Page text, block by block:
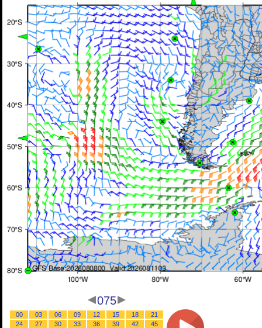
075
00 03 06 09 12 15 18
21
24
27 30 33 36 39 42
45